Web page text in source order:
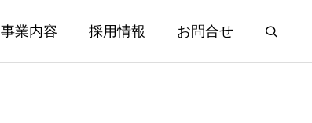
事業内容 採用情報 お問合せ